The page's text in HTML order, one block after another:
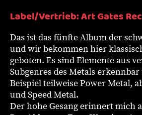
Label/Vertrieb: Art Gates
Das ist das fünfte Album der
und wir bekommen hier
geboten. Es sind Elemente aus
Subgenres des Metals
Beispiel teilweise Power Metal,
und Speed Metal.
Der hohe Gesang erinnert mich